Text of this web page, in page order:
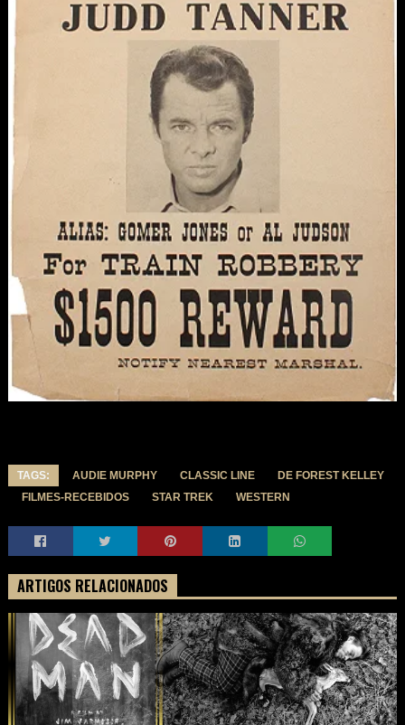
TAGS: AUDIE MURPHY CLASSIC LINE
DE FOREST KELLEY
FILMES-RECEBIDOS
STAR TREK WESTERN
ARTIGOS RELACIONADOS